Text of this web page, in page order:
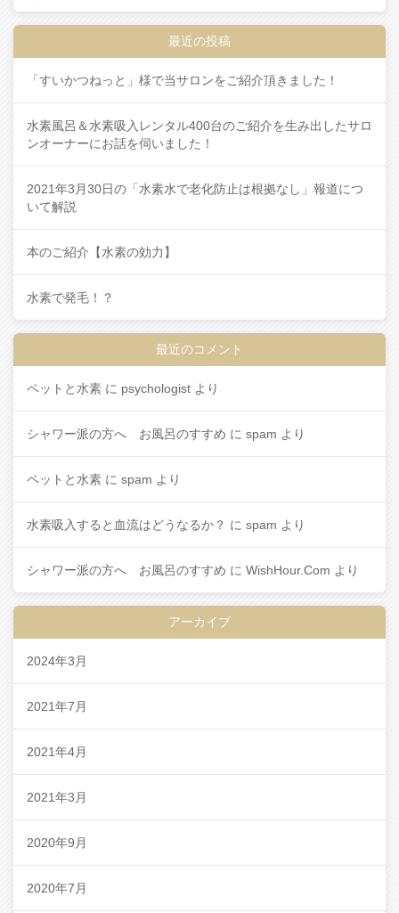
索
:
最近の投稿
「すいかつねっと」様で当サロンをご紹介頂きました！
水素風呂＆水素吸入レンタル400台のご紹介を生み出したサロ
ンオーナーにお話を伺いました！
2021年3月30日の「水素水で老化防止は根拠なし」報道につ
いて解説
本のご紹介【水素の効力】
水素で発毛！？
最近のコメント
ペットと水素 に psychologist より
シャワー派の方へ お風呂のすすめ に spam より
ペットと水素 に spam より
水素吸入すると血流はどうなるか？ に spam より
シャワー派の方へ お風呂のすすめ に WishHour.Com より
アーカイブ
2024年3月
2021年7月
2021年4月
2021年3月
2020年9月
2020年7月